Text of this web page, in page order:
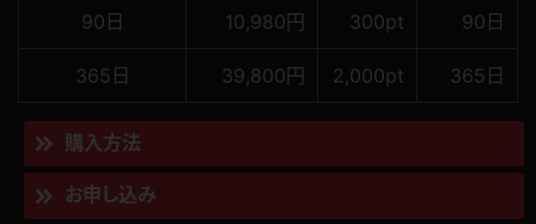
90日 10,980円 300pt 90日
365日 39,800円 2,000pt 365日
購入方法
お申し込み